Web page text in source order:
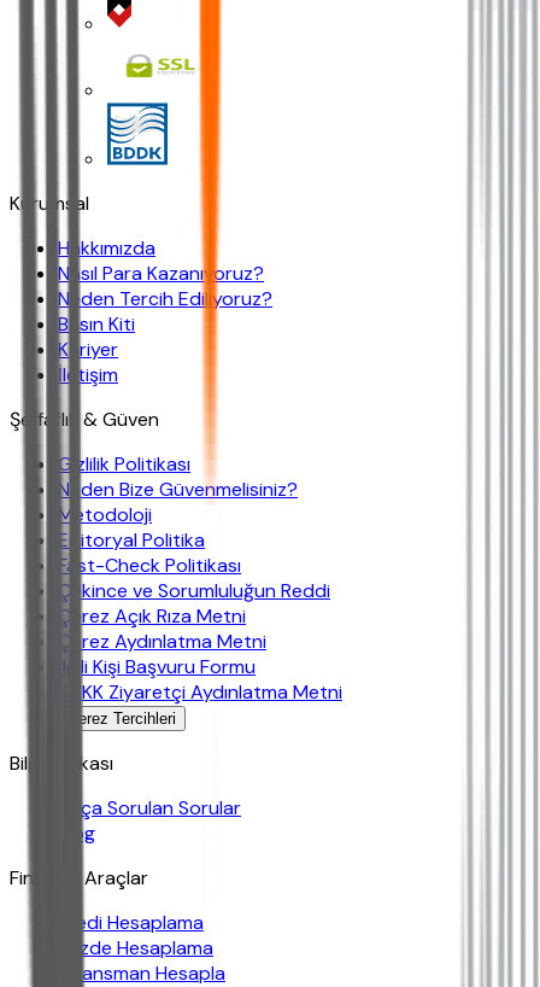
Kurumsal
Hakkımızda
Nasıl Para Kazanıyoruz?
Neden Tercih Ediliyoruz?
Basın Kiti
Kariyer
İletişim
Şeffaflık & Güven
Gizlilik Politikası
Neden Bize Güvenmelisiniz?
Metodoloji
Editoryal Politika
Fast-Check Politikası
Çekince ve Sorumluluğun Reddi
Çerez Açık Rıza Metni
Çerez Aydınlatma Metni
İlgili Kişi Başvuru Formu
KVKK Ziyaretçi Aydınlatma Metni
Çerez Tercihleri
Bilgi Bankası
Sıkça Sorulan Sorular
Blog
Finansal Araçlar
Kredi Hesaplama
Yüzde Hesaplama
Finansman Hesapla